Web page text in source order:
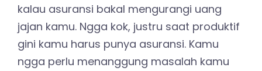
kalau asuransi bakal mengurangi uang
jajan kamu. Ngga kok, justru saat produktif
gini kamu harus punya asuransi. Kamu
ngga perlu menanggung masalah kamu